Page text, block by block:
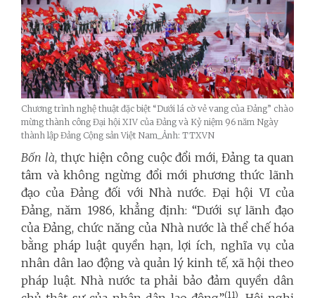
Chương trình nghệ thuật đặc biệt “Dưới lá cờ vẻ vang của Đảng” chào
mừng thành công Đại hội XIV của Đảng và Kỷ niệm 96 năm Ngày
thành lập Đảng Cộng sản Việt Nam_Ảnh: TTXVN
Bốn là, thực hiện công cuộc đổi mới, Đảng ta quan
tâm và không ngừng đổi mới phương thức lãnh
đạo của Đảng đối với Nhà nước. Đại hội VI của
Đảng, năm 1986, khẳng định: “Dưới sự lãnh đạo
của Đảng, chức năng của Nhà nước là thể chế hóa
bằng pháp luật quyền hạn, lợi ích, nghĩa vụ của
nhân dân lao động và quản lý kinh tế, xã hội theo
pháp luật. Nhà nước ta phải bảo đảm quyền dân
(11)